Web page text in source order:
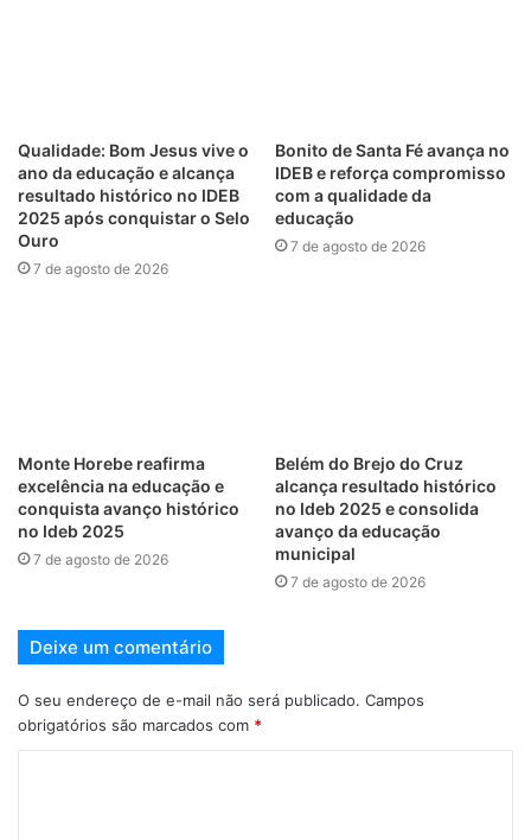
Qualidade: Bom Jesus vive o
ano da educação e alcança
resultado histórico no IDEB
2025 após conquistar o Selo
Ouro
7 de agosto de 2026
Bonito de Santa Fé avança no
IDEB e reforça compromisso
com a qualidade da
educação
7 de agosto de 2026
Monte Horebe reafirma
excelência na educação e
conquista avanço histórico
no Ideb 2025
7 de agosto de 2026
Belém do Brejo do Cruz
alcança resultado histórico
no Ideb 2025 e consolida
avanço da educação
municipal
7 de agosto de 2026
Deixe um comentário
O seu endereço de e-mail não será publicado. Campos
obrigatórios são marcados com *